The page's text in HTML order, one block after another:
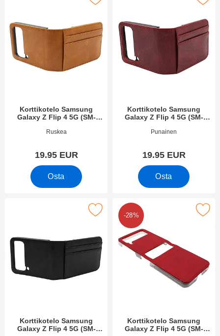
Korttikotelo Samsung
Galaxy Z Flip 4 5G (SM-
Tuote.nro 44628
Ruskea
19.95 EUR
Osta
Korttikotelo Samsung
Galaxy Z Flip 4 5G (SM-
Tuote.nro 44627
Punainen
19.95 EUR
Osta
Korttikotelo Samsung
Galaxy Z Flip 4 5G (SM-
Samsung Galaxy Z Flip 4 5G (SM-F721B) suosikiksi
-28%
Korttikotelo Samsung
Galaxy Z Flip 4 5G (SM-
Merkitse korttikotelo Samsung Galaxy Z